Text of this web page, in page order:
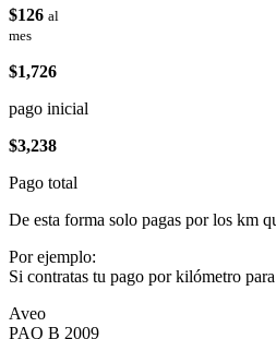
$126 al
mes
$1,726
pago inicial
$3,238
Pago total
De esta forma solo pagas por los km
Por ejemplo:
Si contratas tu pago por kilómetro
Aveo
PAQ B 2009